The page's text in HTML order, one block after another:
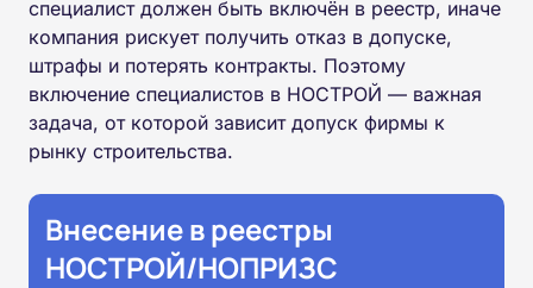
специалист должен быть включён в реестр, иначе
компания рискует получить отказ в допуске,
штрафы и потерять контракты. Поэтому
включение специалистов в НОСТРОЙ — важная
задача, от которой зависит допуск фирмы к
рынку строительства.
Внесение в реестры
НОСТРОЙ/НОПРИЗС